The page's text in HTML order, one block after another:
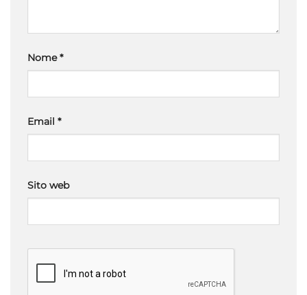
Nome*
Email *
Sito web